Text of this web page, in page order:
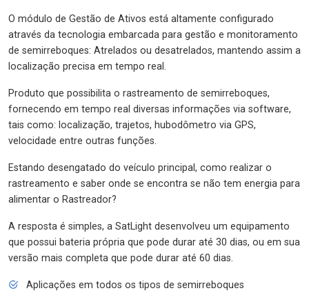
O módulo de Gestão de Ativos está altamente configurado
através da tecnologia embarcada para gestão e monitoramento
de semirreboques: Atrelados ou desatrelados, mantendo assim a
localização precisa em tempo real.
Produto que possibilita o rastreamento de semirreboques,
fornecendo em tempo real diversas informações via software,
tais como: localização, trajetos, hubodômetro via GPS,
velocidade entre outras funções.
Estando desengatado do veículo principal, como realizar o
rastreamento e saber onde se encontra se não tem energia para
alimentar o Rastreador?
A resposta é simples, a SatLight desenvolveu um equipamento
que possui bateria própria que pode durar até 30 dias, ou em sua
versão mais completa que pode durar até 60 dias.
Aplicações em todos os tipos de semirreboques